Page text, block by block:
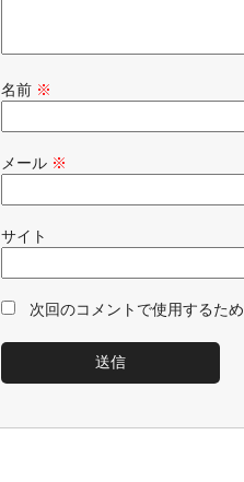
名前 ※
メール ※
サイト
次回のコメントで使用するた